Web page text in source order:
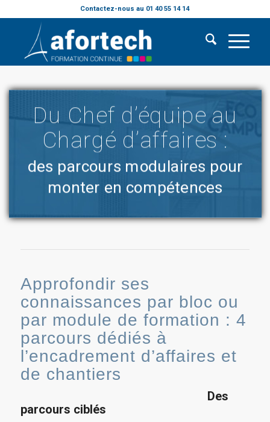
Contactez-nous au 01 40 55 14 14
Du Chef d’équipe au
Chargé d’affaires :
des parcours modulaires pour
monter en compétences
Approfondir ses
connaissances par bloc ou
par module de formation : 4
parcours dédiés à
l’encadrement d’affaires et
de chantiers
Des
parcours ciblés